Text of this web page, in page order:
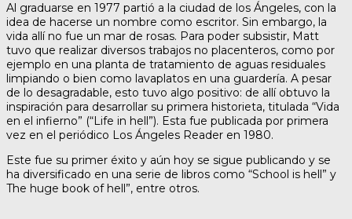
Al graduarse en 1977 partió a la ciudad de los Ángeles, con la
idea de hacerse un nombre como escritor. Sin embargo, la
vida allí no fue un mar de rosas. Para poder subsistir, Matt
tuvo que realizar diversos trabajos no placenteros, como por
ejemplo en una planta de tratamiento de aguas residuales
limpiando o bien como lavaplatos en una guardería. A pesar
de lo desagradable, esto tuvo algo positivo: de allí obtuvo la
inspiración para desarrollar su primera historieta, titulada “Vida
en el infierno” (“Life in hell”). Esta fue publicada por primera
vez en el periódico Los Ángeles Reader en 1980.
Este fue su primer éxito y aún hoy se sigue publicando y se
ha diversificado en una serie de libros como “School is hell” y
The huge book of hell”, entre otros.